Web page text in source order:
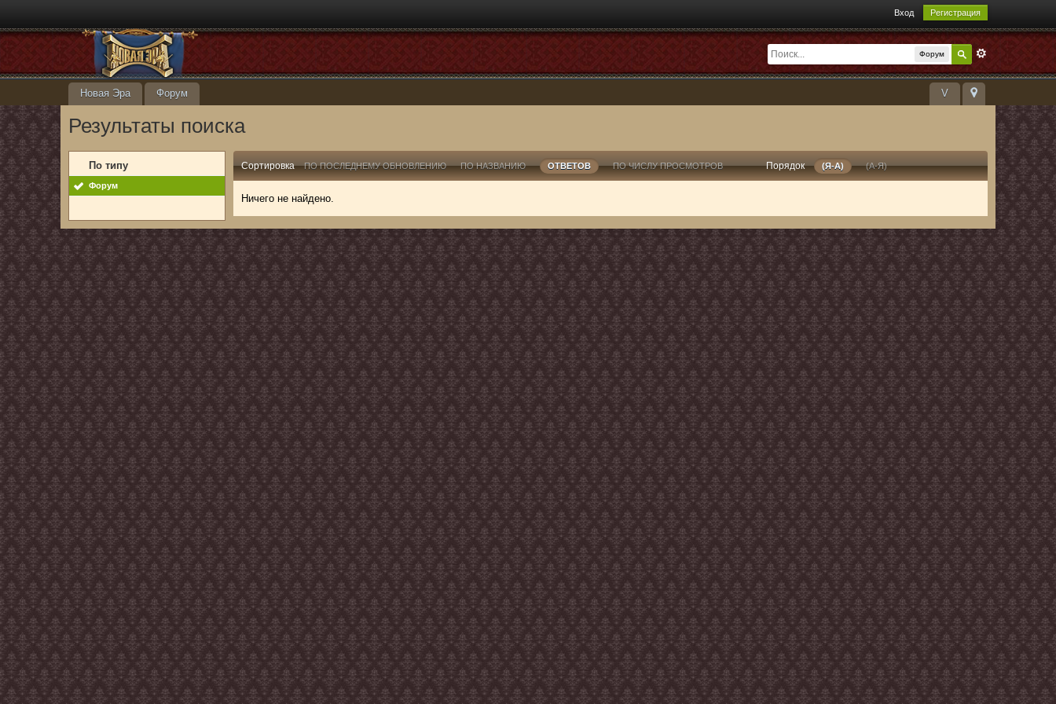
Вход Регистрация
Форум
V
Новая Эра Форум
Результаты поиска
По типу
Форум
Сортировка ПО ПОСЛЕДНЕМУ ОБНОВЛЕНИЮ ПО НАЗВАНИЮ ОТВЕТОВ ПО ЧИСЛУ ПРОСМОТРОВ Порядок (Я-А) (А-Я)
Ничего не найдено.